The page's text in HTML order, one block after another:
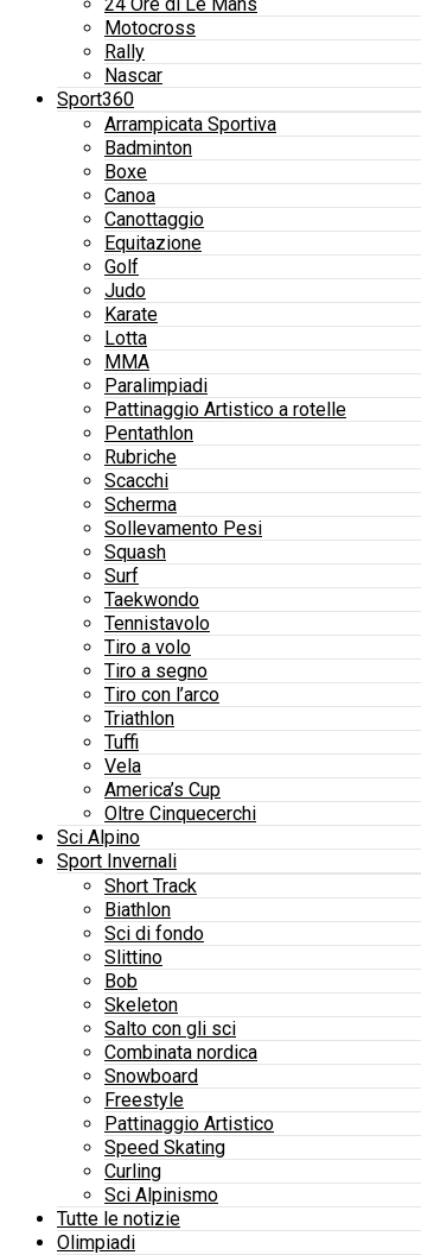
Motocross
Rally
Nascar
Sport360
Arrampicata Sportiva
Badminton
Boxe
Canoa
Canottaggio
Equitazione
Golf
Judo
Karate
Lotta
MMA
Paralimpiadi
Pattinaggio Artistico a rotelle
Pentathlon
Rubriche
Scacchi
Scherma
Sollevamento Pesi
Squash
Surf
Taekwondo
Tennistavolo
Tiro a volo
Tiro a segno
Tiro con l’arco
Triathlon
Tuffi
Vela
America’s Cup
Oltre Cinquecerchi
Sci Alpino
Sport Invernali
Short Track
Biathlon
Sci di fondo
Slittino
Bob
Skeleton
Salto con gli sci
Combinata nordica
Snowboard
Freestyle
Pattinaggio Artistico
Speed Skating
Curling
Sci Alpinismo
Tutte le notizie
Olimpiadi